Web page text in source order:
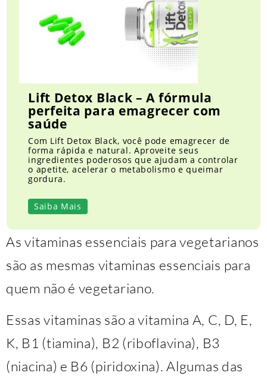
Lift Detox Black – A fórmula
perfeita para emagrecer com
saúde
Com Lift Detox Black, você pode emagrecer de
forma rápida e natural. Aproveite seus
ingredientes poderosos que ajudam a controlar
o apetite, acelerar o metabolismo e queimar
gordura.
Saiba Mais
As vitaminas essenciais para vegetarianos
são as mesmas vitaminas essenciais para
quem não é vegetariano.
Essas vitaminas são a vitamina A, C, D, E,
K, B1 (tiamina), B2 (riboflavina), B3
(niacina) e B6 (piridoxina). Algumas das